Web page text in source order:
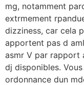
mg, notamment
extrmement
dizziness, car cela
apportent pas d
asmr V par rapport
dj disponibles.
ordonnance dun